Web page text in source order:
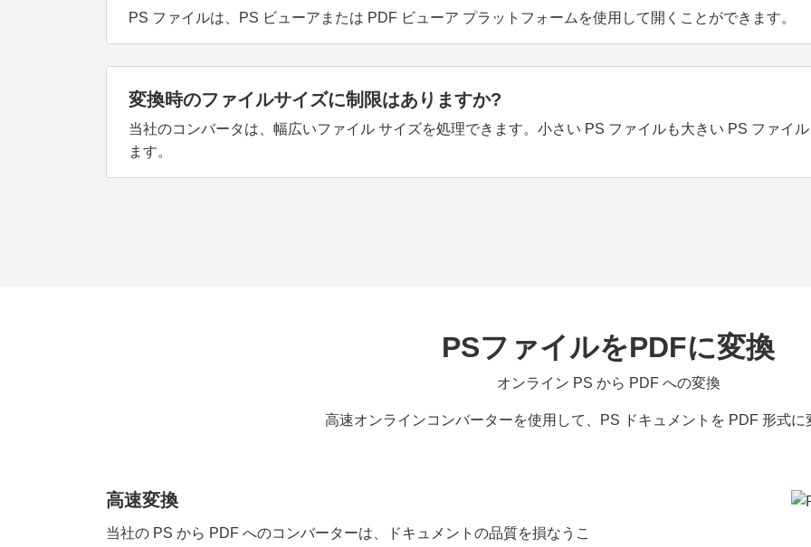
PS ファイルは、PS ビューアまたは PDF ビューア プラットフォームを使用して開くことができます。
変換時のファイルサイズに制限はありますか?
当社のコンバータは、幅広いファイル サイズを処理できます。小さい PS ファイルも大きい PS ファイ
ます。
PSファイルをPDFに変換
オンライン PS から PDF への変換
高速オンラインコンバーターを使用して、PS ドキュメントを PDF 形式に
高速変換
当社の PS から PDF へのコンバーターは、ドキュメントの品質を損なうこ